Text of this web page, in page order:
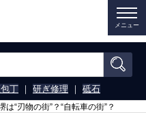
メニュー
丁 ｜ 研ぎ修理 ｜ 砥石
は“刃物の街”？“自転車の街”？